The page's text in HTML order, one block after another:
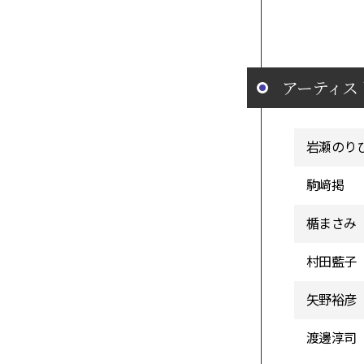
アーティス
岩瀬のり
駒﨑掲
楯まさみ
村田藍子
矢野裕彦
渡邊淳司